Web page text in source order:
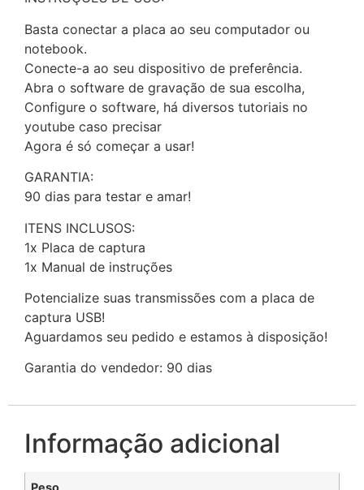
Basta conectar a placa ao seu computador ou
notebook.
Conecte-a ao seu dispositivo de preferência.
Abra o software de gravação de sua escolha,
Configure o software, há diversos tutoriais no
youtube caso precisar
Agora é só começar a usar!
GARANTIA:
90 dias para testar e amar!
ITENS INCLUSOS:
1x Placa de captura
1x Manual de instruções
Potencialize suas transmissões com a placa de
captura USB!
Aguardamos seu pedido e estamos à disposição!
Garantia do vendedor: 90 dias
Informação adicional
Peso